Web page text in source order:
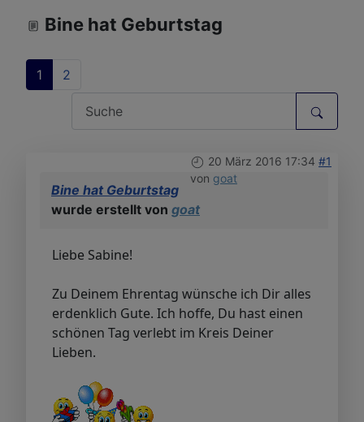
Bine hat Geburtstag
1 2
20 März 2016 17:34 #1
von goat
Bine hat Geburtstag
wurde erstellt von goat
Liebe Sabine!
Zu Deinem Ehrentag wünsche ich Dir alles
erdenklich Gute. Ich hoffe, Du hast einen
schönen Tag verlebt im Kreis Deiner
Lieben.